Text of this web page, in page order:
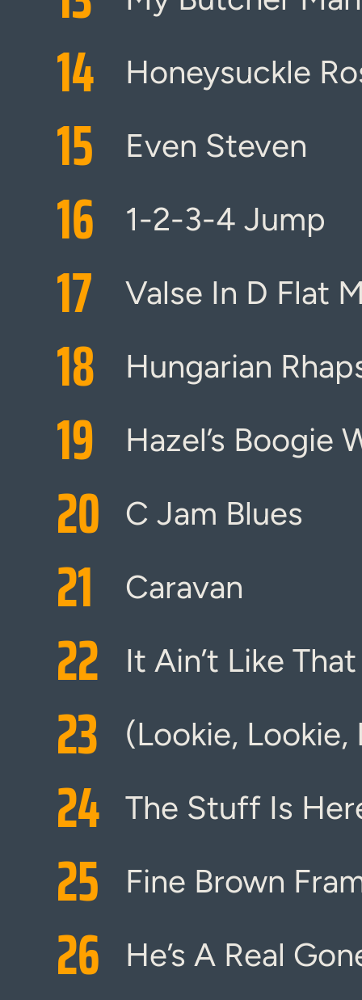
14 Honeysuckle
15 Even Steven
16 1-2-3-4 Jump
17 Valse In D Flat
18 Hungarian
19 Hazel’s Boogie
20 C Jam Blues
21 Caravan
22 It Ain’t Like That
23 (Lookie,
24 The Stuff Is
25 Fine Brown
26 He’s A Real